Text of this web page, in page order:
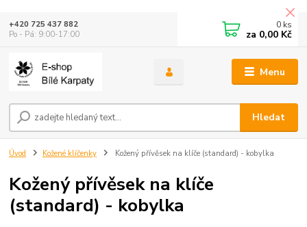
Menu
Hledat
+420 725 437 882
Po - Pá: 9:00-17:00
0 ks
za 0,00 Kč
Úvod Kožené klíčenky Kožený přívěsek na klíče (standard) - kobylka
Kožený přívěsek na klíče
(standard) - kobylka